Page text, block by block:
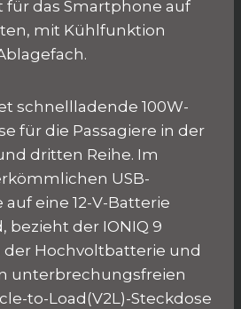
das Smartphone auf
mit Kühlfunktion
schnellladende 100W-
für die Passagiere in der
dritten Reihe. Im
USB-
eine 12-V-Batterie
bezieht der IONIQ 9
Hochvoltbatterie und
unterbrechungsfreien
to-Load(V2L)-Steckdose